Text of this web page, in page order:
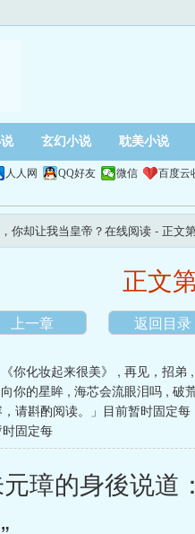
玄幻小说 耽美小说
人人网 QQ好友 微信 百度云
你却让我当皇帝？在线阅读 - 正文
正文
上一章 返回目录
《你化妆起来很美》 , 再见，招弟 ,
你的星眸 , 海芯会流眼泪吗 , 破
请斟酌阅读。」目前暂时固定每
固定每
璋的身後说道